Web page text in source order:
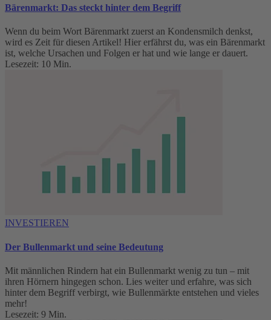
Bärenmarkt: Das steckt hinter dem Begriff
Wenn du beim Wort Bärenmarkt zuerst an Kondensmilch denkst,
wird es Zeit für diesen Artikel! Hier erfährst du, was ein Bärenmarkt
ist, welche Ursachen und Folgen er hat und wie lange er dauert.
Lesezeit: 10 Min.
INVESTIEREN
Der Bullenmarkt und seine Bedeutung
Mit männlichen Rindern hat ein Bullenmarkt wenig zu tun – mit
ihren Hörnern hingegen schon. Lies weiter und erfahre, was sich
hinter dem Begriff verbirgt, wie Bullenmärkte entstehen und vieles
mehr!
Lesezeit: 9 Min.